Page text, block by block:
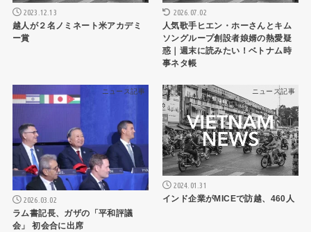
2023.12.13
越人が２名ノミネート米アカデミ
ー賞
2026.07.02
人気歌手ヒエン・ホーさんとキム
ソングループ創設者娘婿の熱愛疑
惑｜週末に読みたい！ベトナム時
事ネタ帳
ニュース記事
2026.03.02
ラム書記長、ガザの「平和評議
会」 初会合に出席
ニュース記事
2024.01.31
インド企業がMICEで訪越、460人